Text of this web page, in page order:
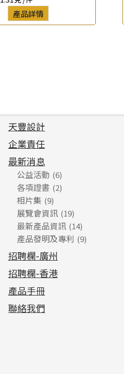
產品詳情
天豐設計
企業責任
最新消息
公益活動 (6)
各項證書 (2)
相片集 (9)
展覽會資訊 (19)
最新產品資訊 (14)
產品發明及專利 (9)
招聘欄-廣州
招聘欄-香港
產品手冊
聯絡我們